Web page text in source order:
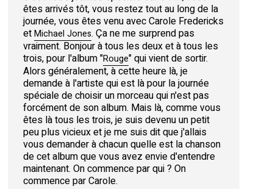
êtes arrivés tôt, vous restez tout au long de la
journée, vous êtes venu avec Carole Fredericks
etMichael Jones. Ça ne me surprend pas
vraiment. Bonjour à tous les deux et à tous les
trois, pour l'album "Rouge" qui vient de sortir.
Alors généralement, à cette heure là, je
demande à l'artiste qui est là pour la journée
spéciale de choisir un morceau qui n'est pas
forcément de son album. Mais là, comme vous
êtes là tous les trois, je suis devenu un petit
peu plus vicieux et je me suis dit que j'allais
vous demander à chacun quelle est la chanson
de cet album que vous avez envie d'entendre
maintenant. On commence par qui ? On
commence par Carole.